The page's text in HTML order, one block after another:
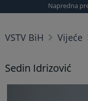
Napredna
VSTV BiH Vijeće
Sedin Idrizović